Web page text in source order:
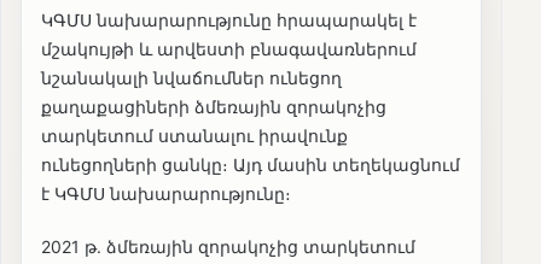
ԿԳՄՍ նախարարությունը հրապարակել է
մշակույթի և արվեստի բնագավառներում
նշանակալի նվաճումներ ունեցող
քաղաքացիների ձմեռային զորակոչից
տարկետում ստանալու իրավունք
ունեցողների ցանկը։ Այդ մասին տեղեկացնում
է ԿԳՄՍ նախարարությունը։
2021 թ. ձմեռային զորակոչից տարկետում